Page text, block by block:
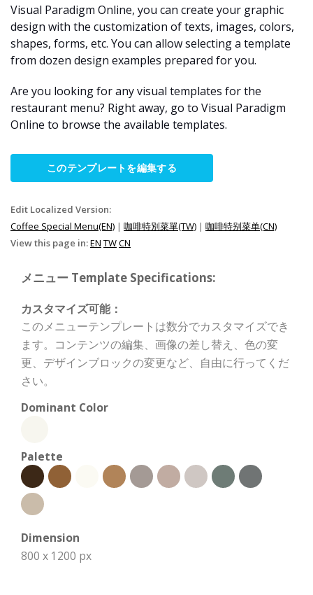
Visual Paradigm Online, you can create your graphic
design with the customization of texts, images, colors,
shapes, forms, etc. You can allow selecting a template
from dozen design examples prepared for you.
Are you looking for any visual templates for the
restaurant menu? Right away, go to Visual Paradigm
Online to browse the available templates.
このテンプレートを編集する
Edit Localized Version:
Coffee Special Menu(EN) | 咖啡特別菜單(TW) | 咖啡特别菜单(CN)
View this page in:EN TWCN
メニュー Template Specifications:
カスタマイズ可能：
このメニューテンプレートは数分でカスタマイズでき
ます。コンテンツの編集、画像の差し替え、色の変
更、デザインブロックの変更など、自由に行ってくだ
さい。
Dominant Color
Palette
Dimension
800 x 1200 px